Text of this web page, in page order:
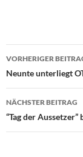
VORHERIGER
Neunte unterliegt
NÄCHSTER BEITRAG
“Tag der